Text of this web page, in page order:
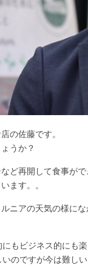
の佐藤です。
うか？
ど再開して食事が
ます。。
ニアの天気の様に
もビジネス的にも
のですが今は難しい